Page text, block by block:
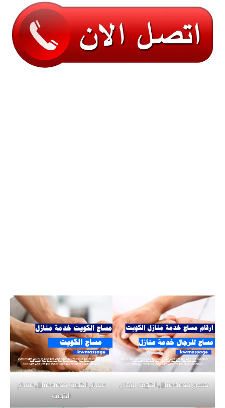
مساج خدمة منازل الكويت للرجال
مساج الكويت خدمة منازل مساج
الكويت